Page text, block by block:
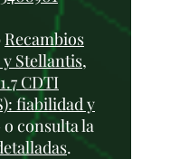
Recambios
Stellantis,
CDTI
fiabilidad y
o consulta la
.